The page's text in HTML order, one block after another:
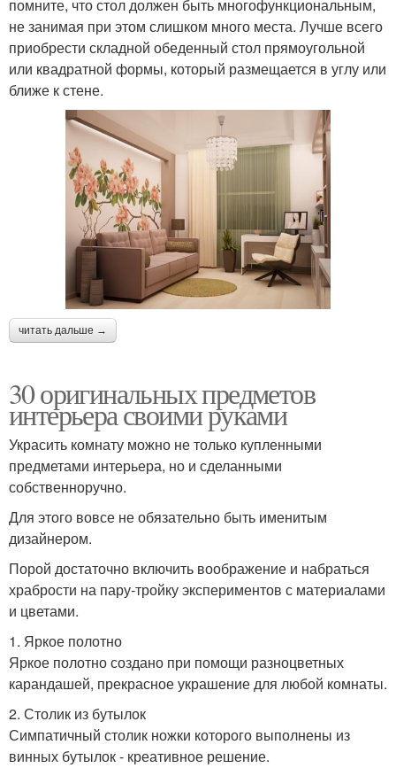
помните, что стол должен быть многофункциональным,
не занимая при этом слишком много места. Лучше всего
приобрести складной обеденный стол прямоугольной
или квадратной формы, который размещается в углу или
ближе к стене.
читать дальше →
30 оригинальных предметов
интерьера своими руками
Украсить комнату можно не только купленными
предметами интерьера, но и сделанными
собственноручно.
Для этого вовсе не обязательно быть именитым
дизайнером.
Порой достаточно включить воображение и набраться
храбрости на пару-тройку экспериментов с материалами
и цветами.
1. Яркое полотно
Яркое полотно создано при помощи разноцветных
карандашей, прекрасное украшение для любой комнаты.
2. Столик из бутылок
Симпатичный столик ножки которого выполнены из
винных бутылок - креативное решение.